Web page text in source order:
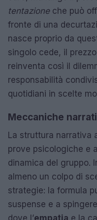
tentazioneche può
fronte di una
nasce proprio da
singolo cede, il
reinventa così il
responsabilità
quotidiani in scelte
Meccaniche
La struttura narrativa
prove psicologiche e
dinamica del gruppo.
almeno un colpo di
strategie: la formula
suspense e a
dove l’empatia e la